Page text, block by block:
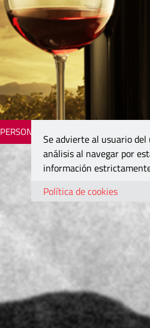
PERSONAJES
Se advierte al usuario del
análisis al navegar por
información
Política de cookies